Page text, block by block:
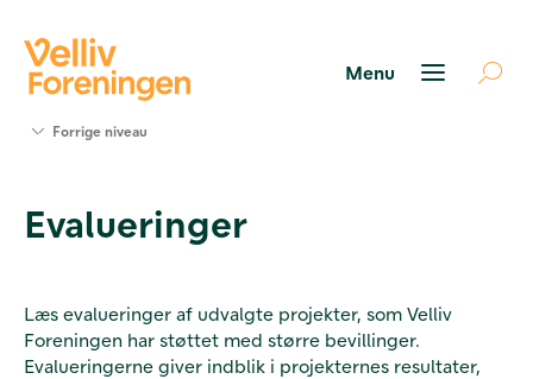
Værktøjer
Foreningen
Kontakt
os
Forrige niveau
Evalueringer
Læs evalueringer af udvalgte projekter, som Velliv
Foreningen har støttet med større bevillinger.
Evalueringerne giver indblik i projekternes resultater,